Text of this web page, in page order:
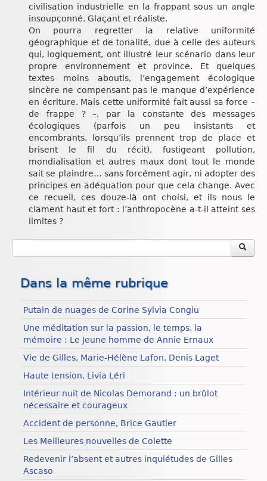
civilisation industrielle en la frappant sous un angle
insoupçonné. Glaçant et réaliste.
On pourra regretter la relative uniformité
géographique et de tonalité, due à celle des auteurs
qui, logiquement, ont illustré leur scénario dans leur
propre environnement et province. Et quelques
textes moins aboutis, l’engagement écologique
sincère ne compensant pas le manque d’expérience
en écriture. Mais cette uniformité fait aussi sa force –
de frappe ? –, par la constante des messages
écologiques (parfois un peu insistants et
encombrants, lorsqu’ils prennent trop de place et
brisent le fil du récit), fustigeant pollution,
mondialisation et autres maux dont tout le monde
sait se plaindre… sans forcément agir, ni adopter des
principes en adéquation pour que cela change. Avec
ce recueil, ces douze-là ont choisi, et ils nous le
clament haut et fort : l’anthropocène a-t-il atteint ses
limites ?
Dans la même rubrique
Putain de nuages de Corine Sylvia Congiu
Une méditation sur la passion, le temps, la
mémoire : Le Jeune homme de Annie Ernaux
Vie de Gilles, Marie-Hélène Lafon, Denis Laget
Haute tension, Livia Léri
Intérieur nuit de Nicolas Demorand : un brûlot
nécessaire et courageux
Accident de personne, Brice Gautier
Les Meilleures nouvelles de Colette
Redevenir l’absent et autres inquiétudes de Gilles
Ascaso